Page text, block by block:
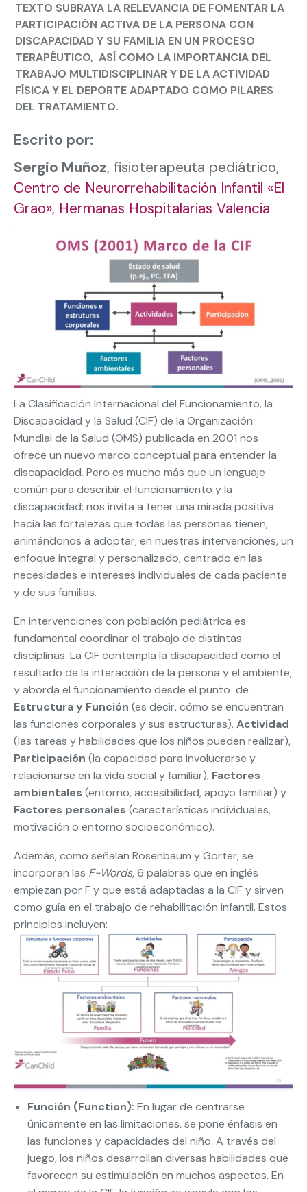
TEXTO SUBRAYA LA RELEVANCIA DE FOMENTAR LA
PARTICIPACIÓN ACTIVA DE LA PERSONA CON
DISCAPACIDAD Y SU FAMILIA EN UN PROCESO
TERAPÉUTICO, ASÍ COMO LA IMPORTANCIA DEL
TRABAJO MULTIDISCIPLINAR Y DE LA ACTIVIDAD
FÍSICA Y EL DEPORTE ADAPTADO COMO PILARES
DEL TRATAMIENTO.
Escrito por:
Sergio Muñoz, fisioterapeuta pediátrico,
Centro de Neurorrehabilitación Infantil «El
Grao», Hermanas Hospitalarias Valencia
La Clasificación Internacional del Funcionamiento, la
Discapacidad y la Salud (CIF) de la Organización
Mundial de la Salud (OMS) publicada en 2001 nos
ofrece un nuevo marco conceptual para entender la
discapacidad. Pero es mucho más que un lenguaje
común para describir el funcionamiento y la
discapacidad; nos invita a tener una mirada positiva
hacia las fortalezas que todas las personas tienen,
animándonos a adoptar, en nuestras intervenciones, un
enfoque integral y personalizado, centrado en las
necesidades e intereses individuales de cada paciente
y de sus familias.
En intervenciones con población pediátrica es
fundamental coordinar el trabajo de distintas
disciplinas. La CIF contempla la discapacidad como el
resultado de la interacción de la persona y el ambiente,
y aborda el funcionamiento desde el punto de
Estructura y Función (es decir, cómo se encuentran
las funciones corporales y sus estructuras), Actividad
(las tareas y habilidades que los niños pueden realizar),
Participación (la capacidad para involucrarse y
relacionarse en la vida social y familiar), Factores
ambientales (entorno, accesibilidad, apoyo familiar) y
Factores personales (características individuales,
motivación o entorno socioeconómico).
Además, como señalan Rosenbaum y Gorter, se
incorporan las F-Words, 6 palabras que en inglés
empiezan por F y que está adaptadas a la CIF y sirven
como guía en el trabajo de rehabilitación infantil. Estos
principios incluyen:
Función (Function): En lugar de centrarse
únicamente en las limitaciones, se pone énfasis en
las funciones y capacidades del niño. A través del
juego, los niños desarrollan diversas habilidades que
favorecen su estimulación en muchos aspectos. En